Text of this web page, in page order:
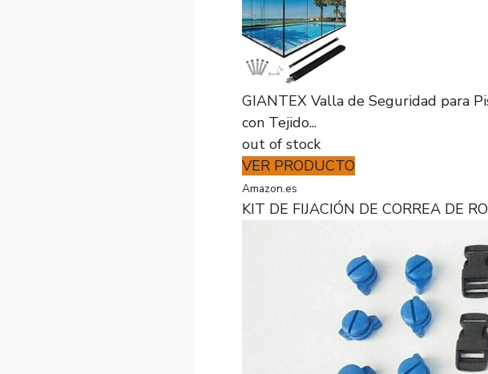
GIANTEX Valla de Seguridad para
con Tejido...
out of stock
VER PRODUCTO
Amazon.es
KIT DE FIJACIÓN DE CORREA DE